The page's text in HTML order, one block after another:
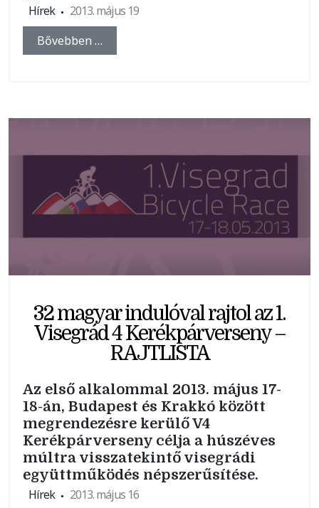
Hírek
2013. május 19
Bővebben …
32 magyar indulóval rajtol az 1.
Visegrád 4 Kerékpárverseny –
RAJTLISTA
Az első alkalommal 2013. május 17-
18-án, Budapest és Krakkó között
megrendezésre kerülő V4
Kerékpárverseny célja a húszéves
múltra visszatekintő visegrádi
együttműködés népszerűsítése.
Hírek
2013. május 16